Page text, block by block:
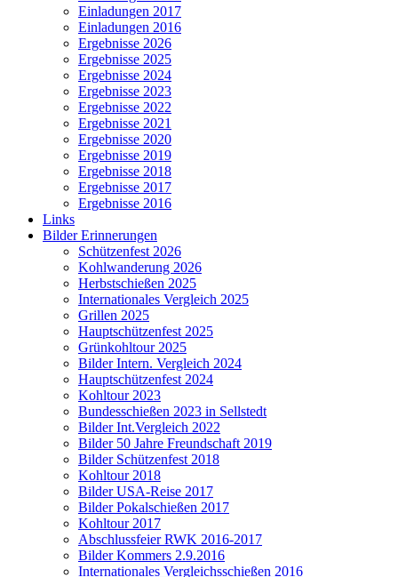
Einladungen 2017
Einladungen 2016
Ergebnisse 2026
Ergebnisse 2025
Ergebnisse 2024
Ergebnisse 2023
Ergebnisse 2022
Ergebnisse 2021
Ergebnisse 2020
Ergebnisse 2019
Ergebnisse 2018
Ergebnisse 2017
Ergebnisse 2016
Links
Bilder Erinnerungen
Schützenfest 2026
Kohlwanderung 2026
Herbstschießen 2025
Internationales Vergleich 2025
Grillen 2025
Hauptschützenfest 2025
Grünkohltour 2025
Bilder Intern. Vergleich 2024
Hauptschützenfest 2024
Kohltour 2023
Bundesschießen 2023 in Sellstedt
Bilder Int.Vergleich 2022
Bilder 50 Jahre Freundschaft 2019
Bilder Schützenfest 2018
Kohltour 2018
Bilder USA-Reise 2017
Bilder Pokalschießen 2017
Kohltour 2017
Abschlussfeier RWK 2016-2017
Bilder Kommers 2.9.2016
Internationales Vergleichsschießen 2016